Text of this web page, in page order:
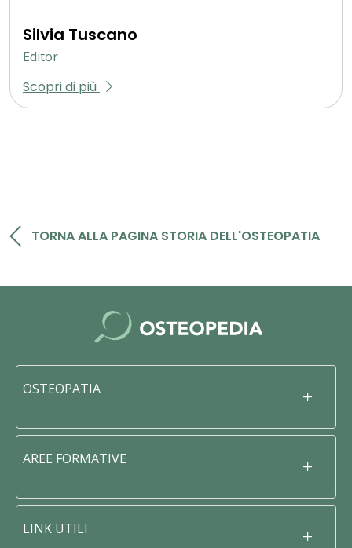
Silvia Tuscano
Editor
Scopri di più
TORNA ALLA PAGINA STORIA DELL'OSTEOPATIA
OSTEOPATIA
AREE FORMATIVE
LINK UTILI